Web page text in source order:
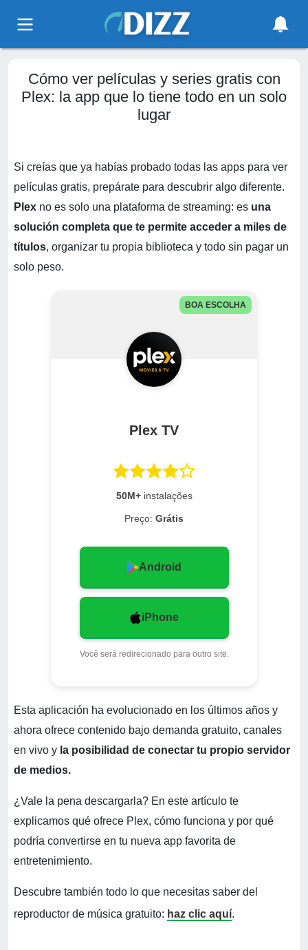
Cómo ver películas y series gratis con
Plex: la app que lo tiene todo en un solo
lugar
Si creías que ya habías probado todas las apps para ver
películas gratis, prepárate para descubrir algo diferente.
Plex no es solo una plataforma de streaming: es una
solución completa que te permite acceder a miles de
títulos, organizar tu propia biblioteca y todo sin pagar un
solo peso.
BOA ESCOLHA
Plex TV
50M+instalações
Preço: Grátis
Android
iPhone
Você será redirecionado para outro site.
Esta aplicación ha evolucionado en los últimos años y
ahora ofrece contenido bajo demanda gratuito, canales
en vivo y la posibilidad de conectar tu propio servidor
de medios.
¿Vale la pena descargarla? En este artículo te
explicamos qué ofrece Plex, cómo funciona y por qué
podría convertirse en tu nueva app favorita de
entretenimiento.
Descubre también todo lo que necesitas saber del
reproductor de música gratuito: haz clic aquí.